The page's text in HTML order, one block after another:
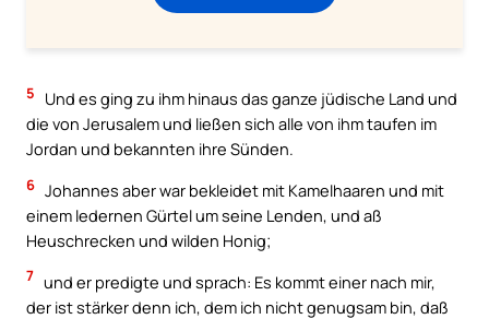
5
Und es ging zu ihm hinaus das ganze jüdische Land und
die von Jerusalem und ließen sich alle von ihm taufen im
Jordan und bekannten ihre Sünden.
6 Johannes aber war bekleidet mit Kamelhaaren und mit
einem ledernen Gürtel um seine Lenden, und aß
Heuschrecken und wilden Honig;
7 und er predigte und sprach: Es kommt einer nach mir,
der ist stärker denn ich, dem ich nicht genugsam bin, daß